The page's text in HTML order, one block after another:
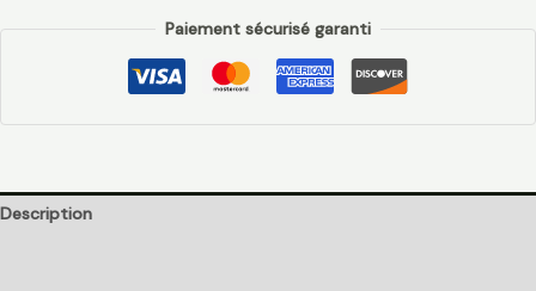
Paiement sécurisé garanti
Description